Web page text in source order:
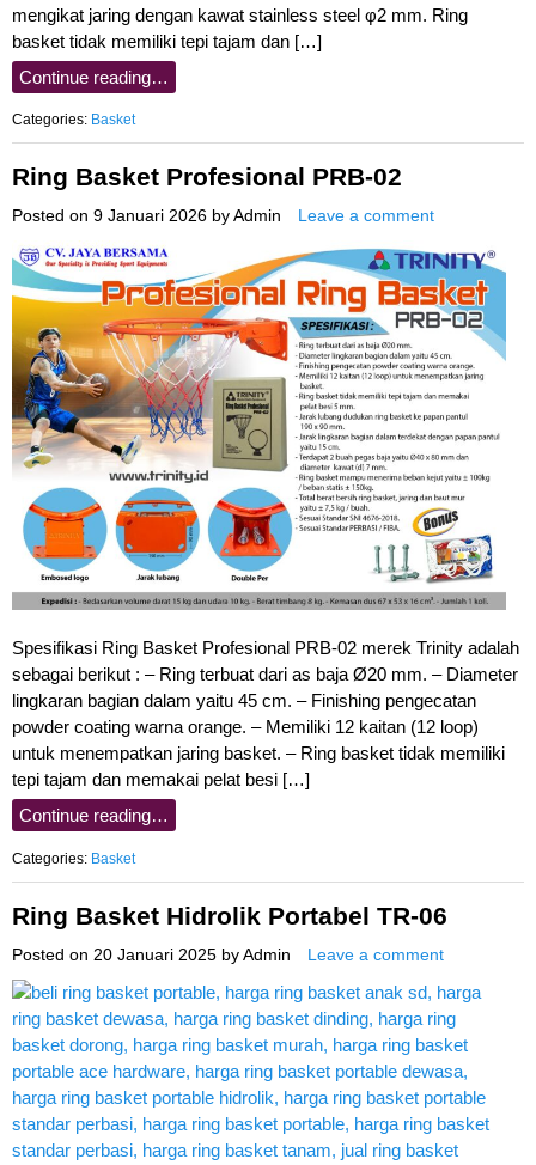
mengikat jaring dengan kawat stainless steel φ2 mm. Ring
basket tidak memiliki tepi tajam dan […]
Continue reading…
Categories: Basket
Ring Basket Profesional PRB-02
Posted on 9 Januari 2026 by Admin Leave a comment
Spesifikasi Ring Basket Profesional PRB-02 merek Trinity adalah
sebagai berikut : – Ring terbuat dari as baja Ø20 mm. – Diameter
lingkaran bagian dalam yaitu 45 cm. – Finishing pengecatan
powder coating warna orange. – Memiliki 12 kaitan (12 loop)
untuk menempatkan jaring basket. – Ring basket tidak memiliki
tepi tajam dan memakai pelat besi […]
Continue reading…
Categories: Basket
Ring Basket Hidrolik Portabel TR-06
Posted on 20 Januari 2025 by Admin Leave a comment